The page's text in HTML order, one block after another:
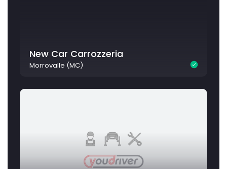
New Car Carrozzeria
Morrovalle (MC)